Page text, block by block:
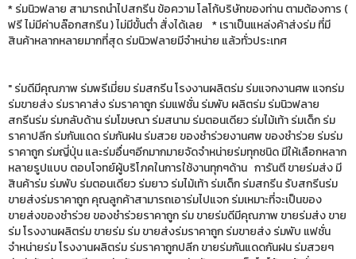
* ร่มนิวฟลาย สามารถนำไปสกรีน ข้อความ โลโก้บริษัทของท่าน ตามต้องการ (
ฟรี ไม่มีค่าบล๊อกสกรีน ) ไม่มีขั้นต่ำ สั่งได้เลย * เราเป็นแหล่งค้าส่งร่ม ที่มี
สินค้าหลากหลายมากที่สุด ร่มนิวฟลายมีจำหน่าย แล้วทั่วประเทศ
" ร่มดีมีคุณภาพ ร่มพรีเมี่ยม ร่มสกรีน โรงงานผลิตร่ม ร่มแจกงานศพ แจกร่ม
ร่มขายส่ง ร่มราคาส่ง ร่มราคาถูก ร่มแฟชั่น ร่มพับ ผลิตร่ม ร่มนิวฟลาย
สกรีนร่ม ร่มกลับด้าน ร่มโฆษณา ร่มสนาม ร่มตอนเดียว ร่มไม้เท้า ร่มเด็ก ร่ม
ราคาปลีก ร่มกันแดด ร่มกันฝน ร่มสวย ของชำร่วยงานศพ ของชำร่วย ร่มร่ม
ราคาถูก ร่มญี่ปุ่น และร่มอื่นๆอีกมากมายจัดจำหน่ายร่มทุกชนิด มีให้เลือกหลาก
หลายรูปแบบ ตอบโจทย์ผู้บริโภคในการใช้งานทุกๆด้าน การันตี ขายร่มส่ง มี
สินค้าร่ม ร่มพับ ร่มตอนเดียว ร่มยาว ร่มไม้เท้า ร่มเด็ก ร่มสกรีน รับสกรีนร่ม
ขายส่งร่มราคาถูก คุณลูกค้าสามารถเอาร่มไปแจก ร่มเหมาะที่จะเป็นของ
ขายส่งของชำร่วย ของชำร่วยราคาถูก ร่ม ขายร่มดีมีคุณภาพ ขายร่มส่ง ขาย
ร่ม โรงงานผลิตร่ม ขายร่ม ร่ม ขายส่งร่มราคาถูก ร่มขายส่ง ร่มพับ แฟชั่น
จำหน่ายร่ม โรงงานผลิตร่ม ร่มราคาถูกปลีก ขายร่มกันแดดกันฝน ร่มสวยๆ